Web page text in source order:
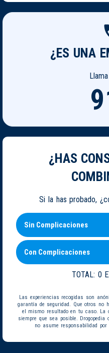
¿ES UNA
¿HAS
Si la has probado,
Sin Complicaciones
Con Complicaciones
TOTAL: 0
Las experiencias recogidas son
garantía de seguridad. Que otros no
el mismo resultado en tu caso. La
siempre que sea posible.
no asume responsabilidad